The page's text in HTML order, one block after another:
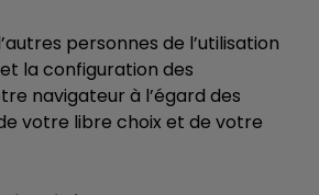
personnes de l’utilisation
la configuration des
navigateur à l’égard des
votre libre choix et de votre